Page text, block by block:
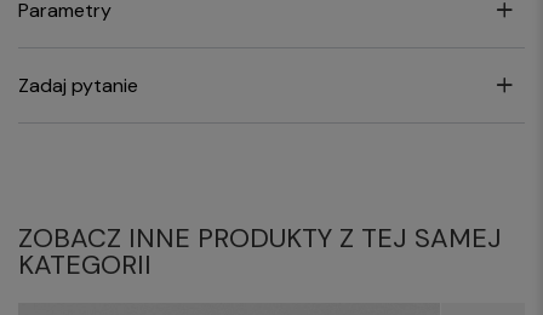
Parametry
Zadaj pytanie
ZOBACZ INNE PRODUKTY Z TEJ SAMEJ
KATEGORII